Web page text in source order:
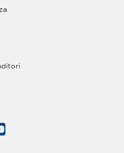
tratterà i Suoi dati per quanto
corso alla registrazione sul
utenti registrati ma non
è ricompresa la facoltà
a convegni o eventi